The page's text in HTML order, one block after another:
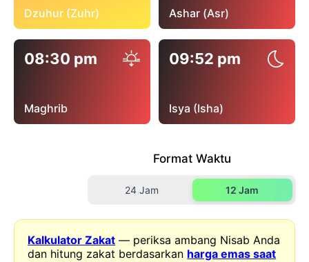
Dzuhur (Zuhr) Ashar (Asr)
08:30 pm
Maghrib
09:52 pm
Isya (Isha)
Format Waktu
24 Jam 12 Jam
Kalkulator Zakat — periksa ambang Nisab Anda
dan hitung zakat berdasarkan harga emas saat